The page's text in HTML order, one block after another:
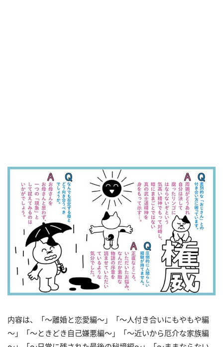
内容は、「～離婚と恋愛編～」「～人付き合いにもやもや編
～」「～ときどき自己嫌悪編～」「～近いから厄介な家族編